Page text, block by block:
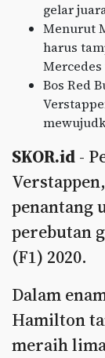
gelar
Menurut
harus
Bos Red
SKOR.id -
penantang
perebutan
(F1) 2020.
Dalam
Hamilton
meraih
Video